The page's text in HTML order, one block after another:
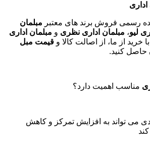
اداری
رسمی فروش برند های معتبر مبلمان
لیو، مبلمان اداری نظری و مبلمان اداری
خرید از ما، از اصالت کالا و قیمت مبل
حاصل کنید.
مناسب اهمیت دارد؟
می تواند به افزایش تمرکز و کاهش